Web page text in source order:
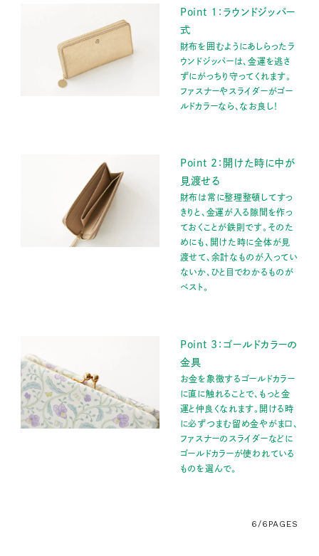
Point 1：ラウンドジッパー
式
財布を囲むようにあしらったラ
ウンドジッパーは、金運を逃さ
ずにがっちり守ってくれます。
ファスナーやスライダーがゴー
ルドカラーなら、なお良し！
Point 2：開けた時に中が
見渡せる
財布は常に整理整頓してすっ
きりと、金運が入る隙間を作っ
ておくことが鉄則です。そのた
めにも、開けた時に全体が見
渡せて、余計なものが入ってい
ないか、ひと目でわかるものが
ベスト。
Point 3：ゴールドカラーの
金具
お金を象徴するゴールドカラー
に直に触れることで、もっと金
運と仲良くなれます。開ける時
に必ずつまむ留め金やがま口、
ファスナーのスライダーなどに
ゴールドカラーが使われている
ものを選んで。
6/6 PAGES